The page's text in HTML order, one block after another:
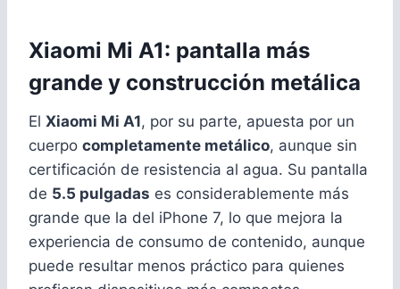
Xiaomi Mi A1: pantalla más
grande y construcción metálica
El Xiaomi Mi A1, por su parte, apuesta por un
cuerpo completamente metálico, aunque sin
certificación de resistencia al agua. Su pantalla
de 5.5 pulgadas es considerablemente más
grande que la del iPhone 7, lo que mejora la
experiencia de consumo de contenido, aunque
puede resultar menos práctico para quienes